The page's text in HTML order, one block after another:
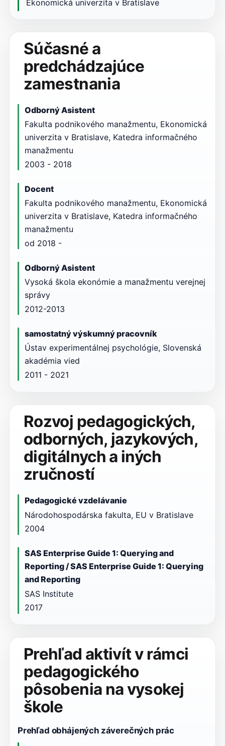
Ekonomická univerzita v Bratislave
Súčasné a
predchádzajúce
zamestnania
Odborný Asistent
Fakulta podnikového manažmentu, Ekonomická
univerzita v Bratislave, Katedra informačného
manažmentu
2003 - 2018
Docent
Fakulta podnikového manažmentu, Ekonomická
univerzita v Bratislave, Katedra informačného
manažmentu
od 2018 -
Odborný Asistent
Vysoká škola ekonómie a manažmentu verejnej
správy
2012-2013
samostatný výskumný pracovník
Ústav experimentálnej psychológie, Slovenská
akadémia vied
2011 - 2021
Rozvoj pedagogických,
odborných, jazykových,
digitálnych a iných
zručností
Pedagogické vzdelávanie
Národohospodárska fakulta, EU v Bratislave
2004
SAS Enterprise Guide 1: Querying and
Reporting / SAS Enterprise Guide 1: Querying
and Reporting
SAS Institute
2017
Prehľad aktivít v rámci
pedagogického
pôsobenia na vysokej
škole
Prehľad obhájených záverečných prác